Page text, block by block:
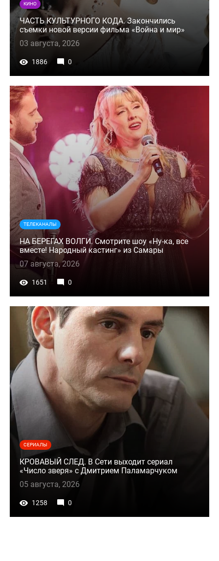
КИНО
ЧАСТЬ КУЛЬТУРНОГО КОДА. Закончились
съемки новой версии фильма «Война и мир»
03 августа, 2026
1886 0
ТЕЛЕКАНАЛЫ
НА БЕРЕГАХ ВОЛГИ. Смотрите шоу «Ну-ка, все
вместе! Народный кастинг» из Самары
07 августа, 2026
1651 0
СЕРИАЛЫ
КРОВАВЫЙ СЛЕД. В Сети выходит сериал
«Число зверя» с Дмитрием Паламарчуком
05 августа, 2026
1258 0